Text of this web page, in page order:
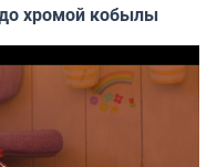
хромой кобылы